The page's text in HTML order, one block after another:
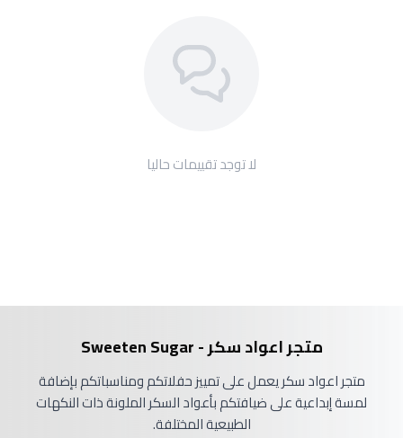
لا توجد تقييمات حاليا
متجر اعواد سكر - Sweeten Sugar
متجر اعواد سكر يعمل على تمييز حفلاتكم ومناسباتكم بإضافة
لمسة إبداعية على ضيافتكم بأعواد السكر الملونة ذات النكهات
الطبيعية المختلفة.